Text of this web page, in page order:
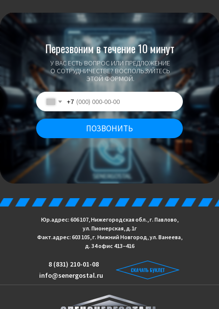
У ВАС ЕСТЬ ВОПРОС ИЛИ ПРЕДЛОЖЕНИЕ
О СОТРУДНИЧЕСТВЕ? ВОСПОЛЬЗУЙТЕСЬ
ЭТОЙ ФОРМОЙ.
Перезвоним в течение 10 минут
+7
ПОЗВОНИТЬ
info@senergostal.ru
8 (831) 210-01-08
Юр.адрес: 606 107, Нижегородская обл., г. Павлово,
ул. Пионерская, д.1г
Факт.адрес: 603 105, г. Нижний Новгород, ул. Ванеева,
д. 34 офис 413−416